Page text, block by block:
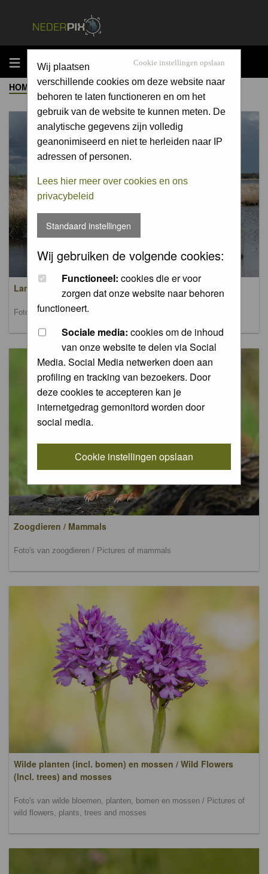
MENU Cookie instellingen opslaan
Wij plaatsen
verschillende cookies om deze website naar
behoren te laten functioneren en om het
gebruik van de website te kunnen meten. De
analytische gegevens zijn volledig
geanonimiseerd en niet te herleiden naar IP
adressen of personen.
Lees hier meer over cookies en ons
privacybeleid
Standaard instellingen
Wij gebruiken de volgende cookies:
Functioneel: cookies die er voor
zorgen dat onze website naar behoren
functioneert.
Sociale media: cookies om de inhoud
van onze website te delen via Social
Media. Social Media netwerken doen aan
profiling en tracking van bezoekers. Door
deze cookies te accepteren kan je
internetgedrag gemonitord worden door
social media.
Cookie instellingen opslaan
HOME ->ALBUM
Landschappen / Landscapes
Foto's van landschappen / Pictures of landscapes
Zoogdieren / Mammals
Foto's van zoogdieren / Pictures of mammals
Wilde planten (incl. bomen) en mossen / Wild Flowers
(lncl. trees) and mosses
Foto's van wilde bloemen, planten, bomen en mossen / Pictures of
wild flowers, plants, trees and mosses